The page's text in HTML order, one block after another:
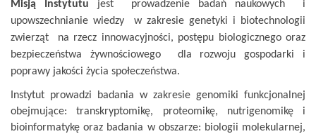
Misją Instytutu
jest prowadzenie badań naukowych i
upowszechnianie wiedzy w zakresie genetyki i biotechnologii
zwierząt na rzecz innowacyjności, postępu biologicznego oraz
bezpieczeństwa żywnościowego dla rozwoju gospodarki i
poprawy jakości życia społeczeństwa.
Instytut prowadzi badania w zakresie genomiki funkcjonalnej
obejmujące: transkryptomikę, proteomikę, nutrigenomikę i
bioinformatykę oraz badania w obszarze: biologii molekularnej,